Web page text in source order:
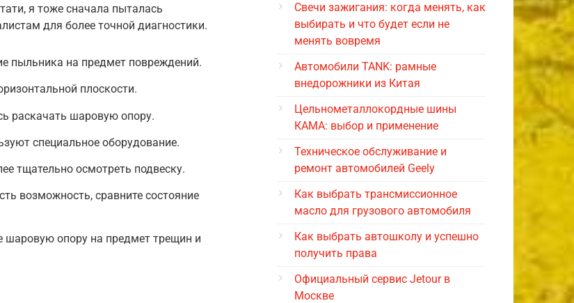
я тоже сначала пыталась
для более точной диагностики.
пыльника на предмет повреждений.
плоскости.
раскачать шаровую опору.
специальное оборудование.
тщательно осмотреть подвеску.
возможность, сравните состояние
шаровую опору на предмет трещин и
Свечи зажигания: когда менять, как
выбирать и что будет если не
менять вовремя
Автомобили TANK: рамные
внедорожники из Китая
Цельнометаллокордные шины
КАМА: выбор и применение
Техническое обслуживание и
ремонт автомобилей Geely
Как выбрать трансмиссионное
масло для грузового автомобиля
Как выбрать автошколу и успешно
получить права
Официальный сервис Jetour в
Москве